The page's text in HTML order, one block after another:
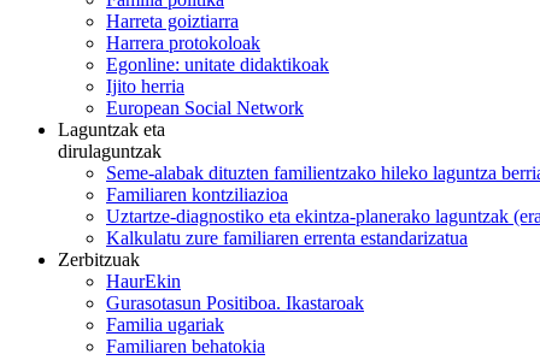
Harreta goiztiarra
Harrera protokoloak
Egonline: unitate didaktikoak
Ijito herria
European Social Network
Laguntzak eta
dirulaguntzak
Seme-alabak dituzten familientzako hileko laguntza
Familiaren kontziliazioa
Uztartze-diagnostiko eta ekintza-planerako laguntzak
Kalkulatu zure familiaren errenta estandarizatua
Zerbitzuak
HaurEkin
Gurasotasun Positiboa. Ikastaroak
Familia ugariak
Familiaren behatokia